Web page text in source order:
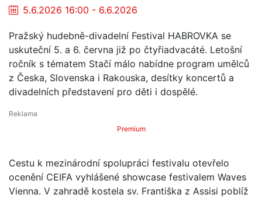
5.6.2026 16:00 - 6.6.2026
Pražský hudebně-divadelní Festival HABROVKA se
uskuteční 5. a 6. června již po čtyřiadvacáté. Letošní
ročník s tématem Stačí málo nabídne program umělců
z Česka, Slovenska i Rakouska, desítky koncertů a
divadelních představení pro děti i dospělé.
Premium
Cestu k mezinárodní spolupráci festivalu otevřelo
ocenění CEIFA vyhlášené showcase festivalem Waves
Vienna. V zahradě kostela sv. Františka z Assisi poblíž